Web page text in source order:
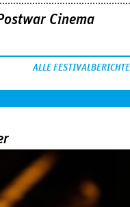
Cinema
ALLE FESTIVALBERICHTE